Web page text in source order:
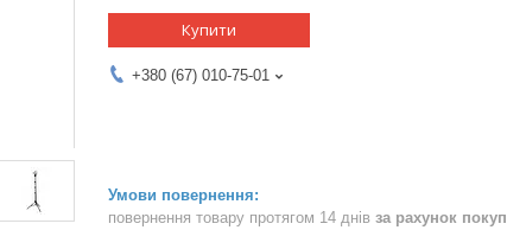
Купити
+380 (67) 010-75-01
повернення товару протягом 14 днів за рахунок